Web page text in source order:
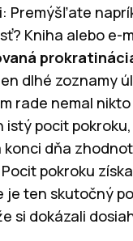
Premýšľate
Kniha alebo e-
dlhé zoznamy
rade nemal
istý pocit
konci dňa
pokroku
je ten skutočný
si dokázali